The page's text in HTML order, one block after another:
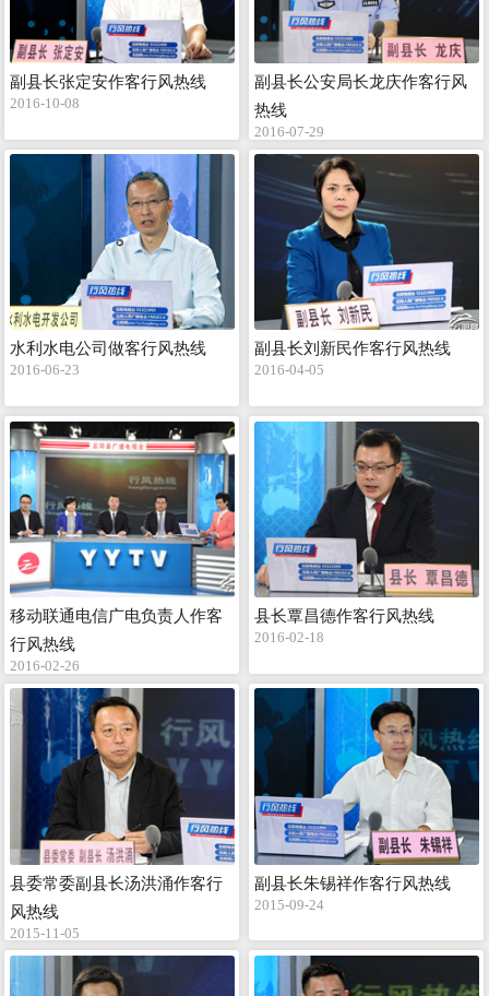
副县长张定安作客行风热线
2016-10-08
副县长公安局长龙庆作客行风
热线
2016-07-29
水利水电公司做客行风热线
2016-06-23
副县长刘新民作客行风热线
2016-04-05
移动联通电信广电负责人作客
行风热线
2016-02-26
县长覃昌德作客行风热线
2016-02-18
县委常委副县长汤洪涌作客行
风热线
2015-11-05
副县长朱锡祥作客行风热线
2015-09-24